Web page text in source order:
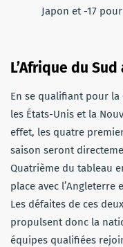
Japon et -17
L’Afrique du Sud
En se qualifiant pour la
les États-Unis et la
effet, les quatre
saison seront
Quatrième du tableau
place avec l’Angleterre
Les défaites de ces
propulsent donc la
équipes qualifiées